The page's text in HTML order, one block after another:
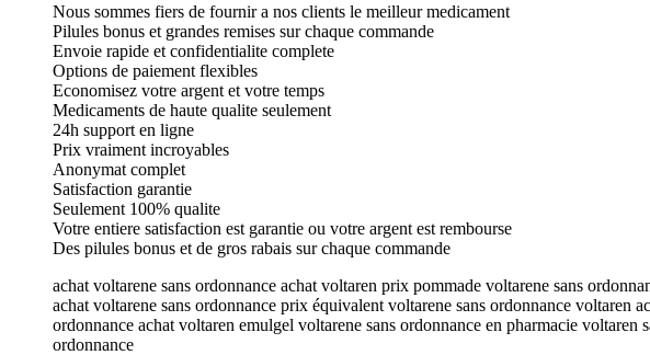
Nous sommes fiers de fournir a nos clients le meilleur medicament
Pilules bonus et grandes remises sur chaque commande
Envoie rapide et confidentialite complete
Options de paiement flexibles
Economisez votre argent et votre temps
Medicaments de haute qualite seulement
24h support en ligne
Prix vraiment incroyables
Anonymat complet
Satisfaction garantie
Seulement 100% qualite
Votre entiere satisfaction est garantie ou votre argent est rembourse
Des pilules bonus et de gros rabais sur chaque commande
achat voltarene sans ordonnance achat voltaren prix pommade voltarene sans
achat voltarene sans ordonnance prix équivalent voltarene sans ordonnance voltaren
ordonnance achat voltaren emulgel voltarene sans ordonnance en pharmacie
ordonnance